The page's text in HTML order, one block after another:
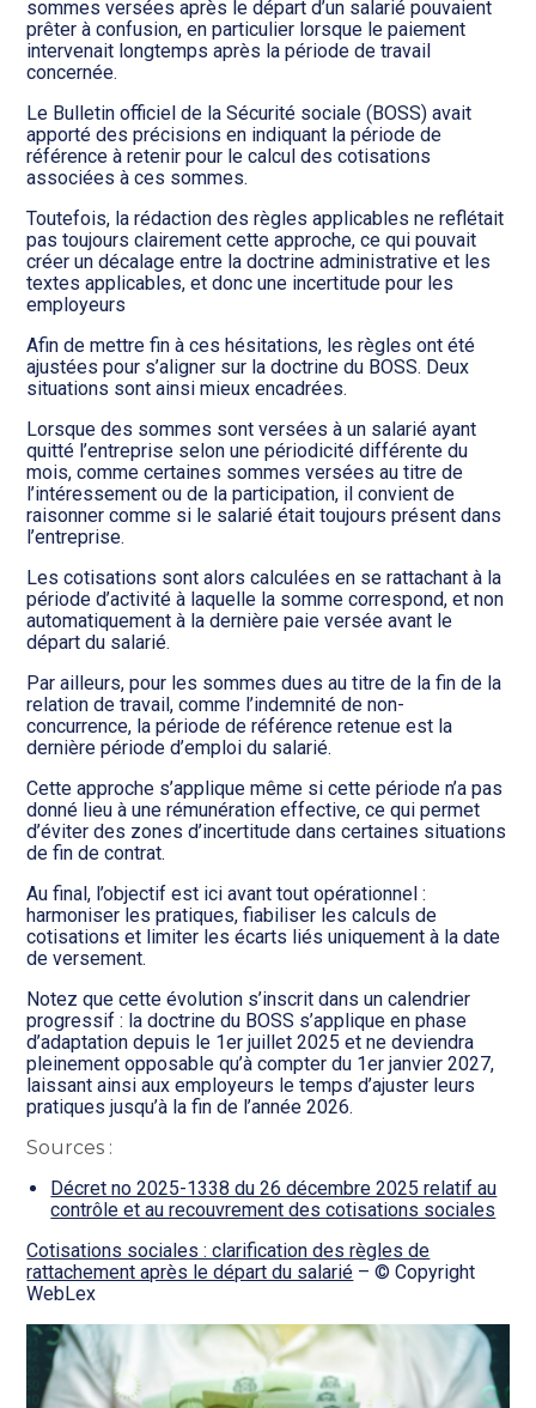
sommes versées après le départ d’un salarié pouvaient
prêter à confusion, en particulier lorsque le paiement
intervenait longtemps après la période de travail
concernée.
Le Bulletin officiel de la Sécurité sociale (BOSS) avait
apporté des précisions en indiquant la période de
référence à retenir pour le calcul des cotisations
associées à ces sommes.
Toutefois, la rédaction des règles applicables ne reflétait
pas toujours clairement cette approche, ce qui pouvait
créer un décalage entre la doctrine administrative et les
textes applicables, et donc une incertitude pour les
employeurs
Afin de mettre fin à ces hésitations, les règles ont été
ajustées pour s’aligner sur la doctrine du BOSS. Deux
situations sont ainsi mieux encadrées.
Lorsque des sommes sont versées à un salarié ayant
quitté l’entreprise selon une périodicité différente du
mois, comme certaines sommes versées au titre de
l’intéressement ou de la participation, il convient de
raisonner comme si le salarié était toujours présent dans
l’entreprise.
Les cotisations sont alors calculées en se rattachant à la
période d’activité à laquelle la somme correspond, et non
automatiquement à la dernière paie versée avant le
départ du salarié.
Par ailleurs, pour les sommes dues au titre de la fin de la
relation de travail, comme l’indemnité de non-
concurrence, la période de référence retenue est la
dernière période d’emploi du salarié.
Cette approche s’applique même si cette période n’a pas
donné lieu à une rémunération effective, ce qui permet
d’éviter des zones d’incertitude dans certaines situations
de fin de contrat.
Au final, l’objectif est ici avant tout opérationnel :
harmoniser les pratiques, fiabiliser les calculs de
cotisations et limiter les écarts liés uniquement à la date
de versement.
Notez que cette évolution s’inscrit dans un calendrier
progressif : la doctrine du BOSS s’applique en phase
d’adaptation depuis le 1er juillet 2025 et ne deviendra
pleinement opposable qu’à compter du 1er janvier 2027,
laissant ainsi aux employeurs le temps d’ajuster leurs
pratiques jusqu’à la fin de l’année 2026.
Sources :
Décret no 2025-1338 du 26 décembre 2025 relatif au
contrôle et au recouvrement des cotisations sociales
Cotisations sociales : clarification des règles de
rattachement après le départ du salarié – © Copyright
WebLex